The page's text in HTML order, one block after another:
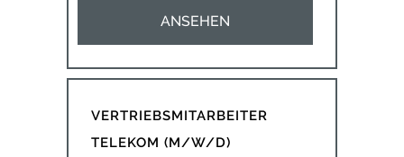
ANSEHEN
VERTRIEBSMITARBEITER
TELEKOM (M/W/D)